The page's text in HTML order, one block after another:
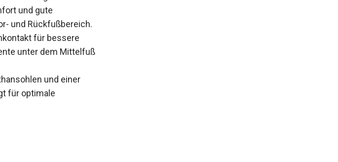
und gute
und
für bessere
unter dem
und einer
für optimale